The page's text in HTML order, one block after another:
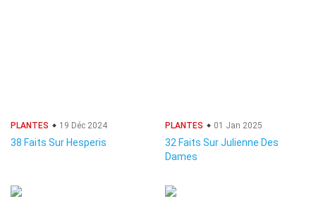
PLANTES 19 Déc 2024
38 Faits Sur Hesperis
PLANTES 01 Jan 2025
32 Faits Sur Julienne Des
Dames